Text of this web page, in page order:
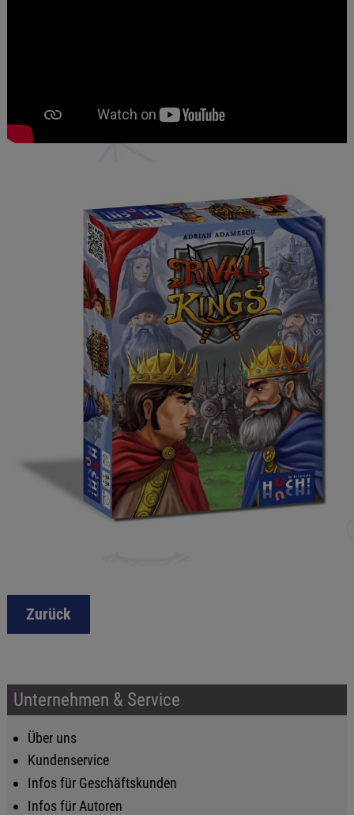
Zurück
Unternehmen & Service
Über uns
Kundenservice
Infos für Geschäftskunden
Infos für Autoren